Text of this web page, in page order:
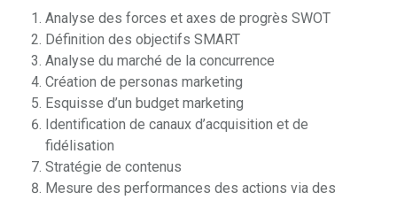
Analyse des forces et axes de progrès SWOT
Définition des objectifs SMART
Analyse du marché de la concurrence
Création de personas marketing
Esquisse d’un budget marketing
Identification de canaux d’acquisition et de
fidélisation
Stratégie de contenus
Mesure des performances des actions via des